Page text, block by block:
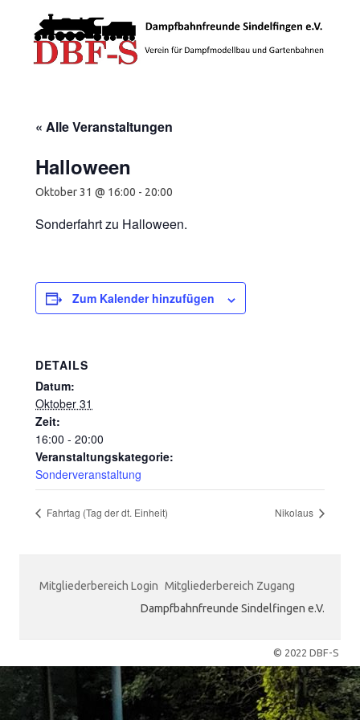
« Alle Veranstaltungen
Halloween
Oktober 31 @ 16:00 - 20:00
Sonderfahrt zu Halloween.
Zum Kalender hinzufügen
DETAILS
Datum:
Oktober 31
Zeit:
16:00 - 20:00
Veranstaltungskategorie:
Sonderveranstaltung
Fahrtag (Tag der dt. Einheit) Nikolaus
Mitgliederbereich Login Mitgliederbereich Zugang
Dampfbahnfreunde Sindelfingen e.V.
© 2022 DBF-S